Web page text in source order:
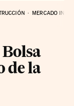
MERCADO
Bolsa
de la